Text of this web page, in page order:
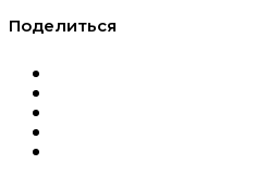
Поделиться